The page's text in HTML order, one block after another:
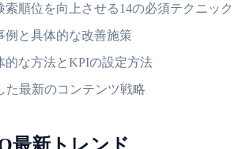
索順位を向上させる14の必須テクニック
例と具体的な改善施策
的な方法とKPIの設定方法
た最新のコンテンツ戦略